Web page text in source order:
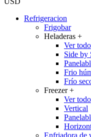
Refrigeracion
Frigobar
Heladeras +
Ver todo
Side by
Frio
Frío
Freezer+
Ver todo
Vertical
Enfriadora de